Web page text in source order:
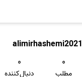
alimirhashemi2021
۰
مطلب
۰
دنبال‌کننده